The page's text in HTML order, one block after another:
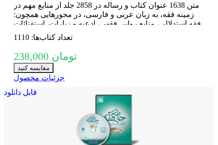
متن 1638 عنوان کتاب و رساله در 2858 جلد از منابع مهم در
زمينه فقه، به زبان عربی و فارسی، در محورهایی همچون:
فقه استدلالی، منابع روایی فقهی، ادعیه و زیارات، استفتائات
و رساله‌های عملیه، مناسک حج و مسائل مستحدثه، فقه
مقارن ...
تعداد کتاب‌ها: 1110
238,000 تومان
مقایسه کنید
جزئیات محصول
قابل دانلود